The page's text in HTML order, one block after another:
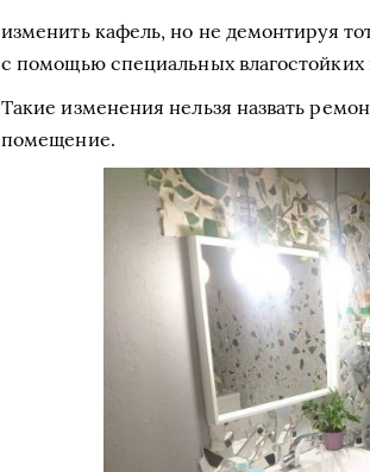
изменить кафель, но не демонтируя
с помощью специальных влагостойких
Такие изменения нельзя назвать
помещение.